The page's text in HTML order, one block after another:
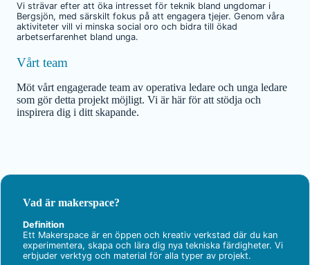
Vi strävar efter att öka intresset för teknik bland ungdomar i
Bergsjön, med särskilt fokus på att engagera tjejer. Genom våra
aktiviteter vill vi minska social oro och bidra till ökad
arbetserfarenhet bland unga.
Vårt team
Möt vårt engagerade team av operativa ledare och unga ledare
som gör detta projekt möjligt. Vi är här för att stödja och
inspirera dig i ditt skapande.
Vad är makerspace?
Definition
Ett Makerspace är en öppen och kreativ verkstad där du kan
experimentera, skapa och lära dig nya tekniska färdigheter. Vi
erbjuder verktyg och material för alla typer av projekt.